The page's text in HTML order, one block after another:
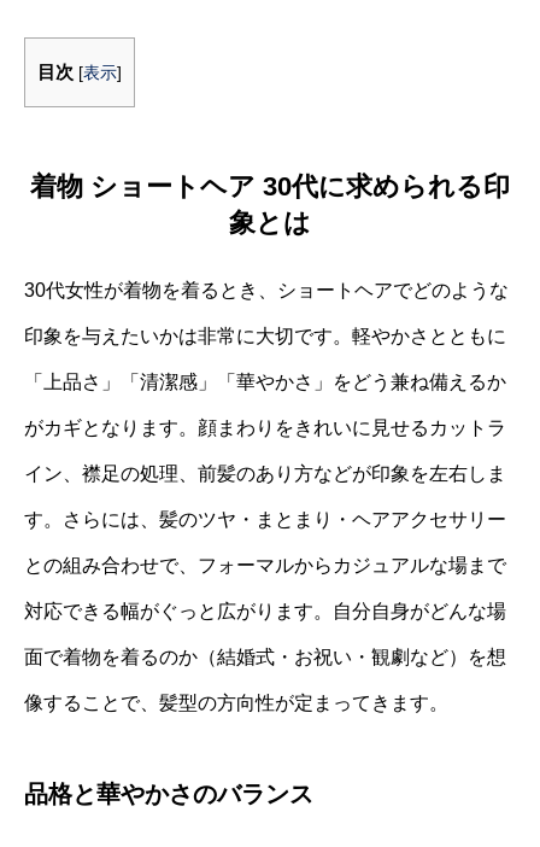
目次 [表示]
着物 ショートヘア 30代に求められる印
象とは
30代女性が着物を着るとき、ショートヘアでどのような
印象を与えたいかは非常に大切です。軽やかさとともに
「上品さ」「清潔感」「華やかさ」をどう兼ね備えるか
がカギとなります。顔まわりをきれいに見せるカットラ
イン、襟足の処理、前髪のあり方などが印象を左右しま
す。さらには、髪のツヤ・まとまり・ヘアアクセサリー
との組み合わせで、フォーマルからカジュアルな場まで
対応できる幅がぐっと広がります。自分自身がどんな場
面で着物を着るのか（結婚式・お祝い・観劇など）を想
像することで、髪型の方向性が定まってきます。
品格と華やかさのバランス